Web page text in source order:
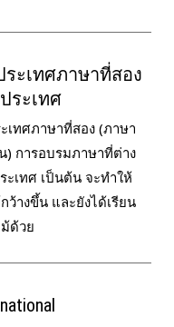
ะเทศภาษาที่สอง
ระเทศ
เทศภาษาที่สอง (ภาษา
) การอบรมภาษาที่ต่าง
ะเทศ เป็นต้น จะทำให้
ว้างขึ้น และยังได้เรียน
ด้วย